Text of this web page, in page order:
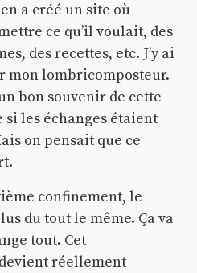
a créé un site où
ce qu’il voulait, des
des recettes, etc. J’y ai
mon lombricomposteur.
bon souvenir de cette
si les échanges étaient
on pensait que ce
confinement, le
du tout le même. Ça va
tout. Cet
réellement